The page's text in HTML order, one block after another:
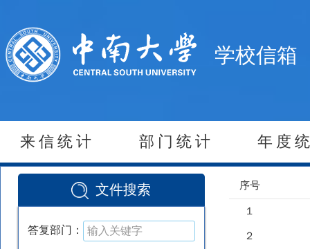
学校信箱
来信统计 部门统计 年度
文件搜索
答复部门：
序号
1
2